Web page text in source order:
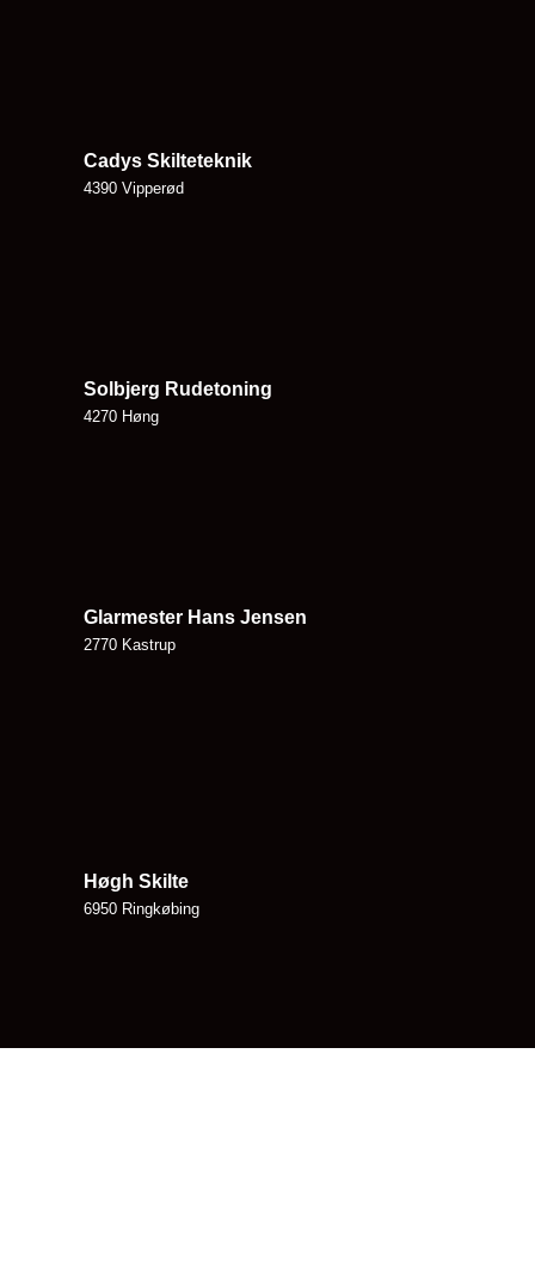
Cadys Skilteteknik
4390 Vipperød
Solbjerg Rudetoning
4270 Høng
Glarmester Hans Jensen
2770 Kastrup
Høgh Skilte
6950 Ringkøbing